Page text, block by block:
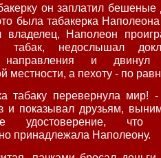
он заплатил
была табакерка
владелец, Наполеон
табак, недослышал
направления и
местности, а пехоту - по
табаку перевернула мир! -
и показывал друзьям,
удостоверение, что
принадлежала Наполеону.